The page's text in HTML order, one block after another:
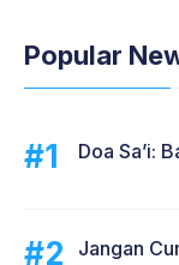
Popular
Doa Sa’i:
Jangan